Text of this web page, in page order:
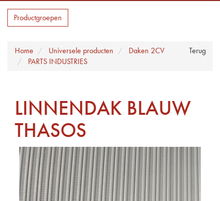
Productgroepen
Terug
Home Universele producten
Daken 2CV
PARTS INDUSTRIES
LINNENDAK BLAUW
THASOS